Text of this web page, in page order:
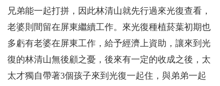
兄弟能一起打拼，因此林清山就先行過來光復查看，
老婆則間留在屏東繼續工作。來光復種植菸葉初期也
多虧有老婆在屏東工作，給予經濟上資助，讓來到光
復的林清山無後顧之憂，後來有一定的收成之後，太
太才獨自帶著3個孩子來到光復一起住，與弟弟一起